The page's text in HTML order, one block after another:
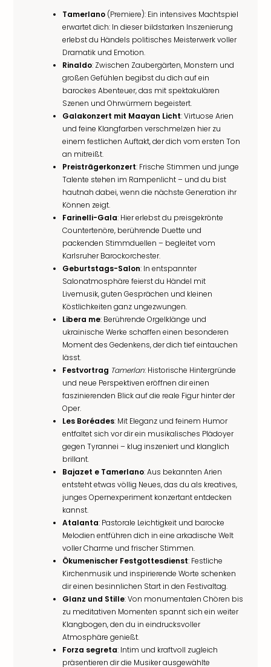
Tamerlano (Premiere): Ein intensives Machtspiel
erwartet dich: In dieser bildstarken Inszenierung
erlebst du Händels politisches Meisterwerk voller
Dramatik und Emotion.
Rinaldo: Zwischen Zaubergärten, Monstern und
großen Gefühlen begibst du dich auf ein
barockes Abenteuer, das mit spektakulären
Szenen und Ohrwürmern begeistert.
Galakonzert mit Maayan Licht: Virtuose Arien
und feine Klangfarben verschmelzen hier zu
einem festlichen Auftakt, der dich vom ersten Ton
an mitreißt.
Preisträgerkonzert: Frische Stimmen und junge
Talente stehen im Rampenlicht – und du bist
hautnah dabei, wenn die nächste Generation ihr
Können zeigt.
Farinelli-Gala: Hier erlebst du preisgekrönte
Countertenöre, berührende Duette und
packenden Stimmduellen – begleitet vom
Karlsruher Barockorchester.
Geburtstags-Salon: In entspannter
Salonatmosphäre feierst du Händel mit
Livemusik, guten Gesprächen und kleinen
Köstlichkeiten ganz ungezwungen.
Libera me: Berührende Orgelklänge und
ukrainische Werke schaffen einen besonderen
Moment des Gedenkens, der dich tief eintauchen
lässt.
Festvortrag Tamerlan: Historische Hintergründe
und neue Perspektiven eröffnen dir einen
faszinierenden Blick auf die reale Figur hinter der
Oper.
Les Boréades: Mit Eleganz und feinem Humor
entfaltet sich vor dir ein musikalisches Plädoyer
gegen Tyrannei – klug inszeniert und klanglich
brillant.
Bajazet e Tamerlano: Aus bekannten Arien
entsteht etwas völlig Neues, das du als kreatives,
junges Opernexperiment konzertant entdecken
kannst.
Atalanta: Pastorale Leichtigkeit und barocke
Melodien entführen dich in eine arkadische Welt
voller Charme und frischer Stimmen.
Ökumenischer Festgottesdienst: Festliche
Kirchenmusik und inspirierende Worte schenken
dir einen besinnlichen Start in den Festivaltag.
Glanz und Stille: Von monumentalen Chören bis
zu meditativen Momenten spannt sich ein weiter
Klangbogen, den du in eindrucksvoller
Atmosphäre genießt.
Forza segreta: Intim und kraftvoll zugleich
präsentieren dir die Musiker ausgewählte